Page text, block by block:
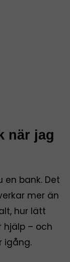
när jag
bank. Det
mer än
hur lätt
hjälp – och
igång.